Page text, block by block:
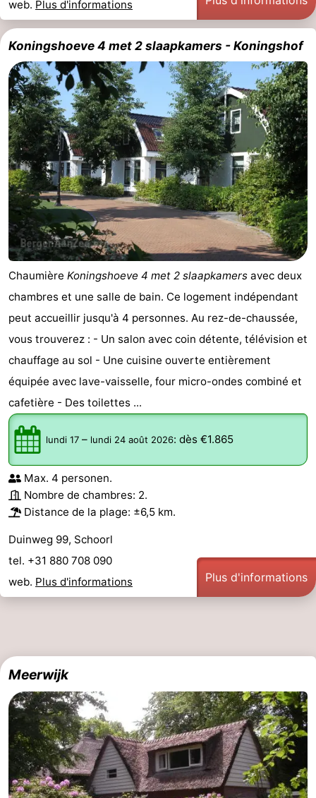
web. Plus d'informations
Koningshoeve 4 met 2 slaapkamers - Koningshof
Chaumière Koningshoeve 4 met 2 slaapkamers avec deux
chambres et une salle de bain. Ce logement indépendant
peut accueillir jusqu'à 4 personnes. Au rez-de-chaussée,
vous trouverez : - Un salon avec coin détente, télévision et
chauffage au sol - Une cuisine ouverte entièrement
équipée avec lave-vaisselle, four micro-ondes combiné et
cafetière - Des toilettes ...
lundi 17 – lundi 24 août 2026: dès €1.865
Max. 4 personen.
Nombre de chambres: 2.
Distance de la plage: ±6,5 km.
Duinweg 99, Schoorl
tel. +31 880 708 090
web. Plus d'informations Plus d'informations
Meerwijk